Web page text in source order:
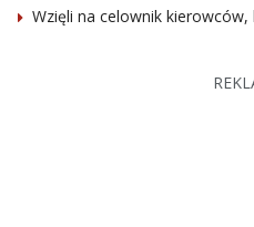
Wzięli na celownik